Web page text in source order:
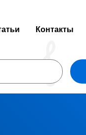
Контакты